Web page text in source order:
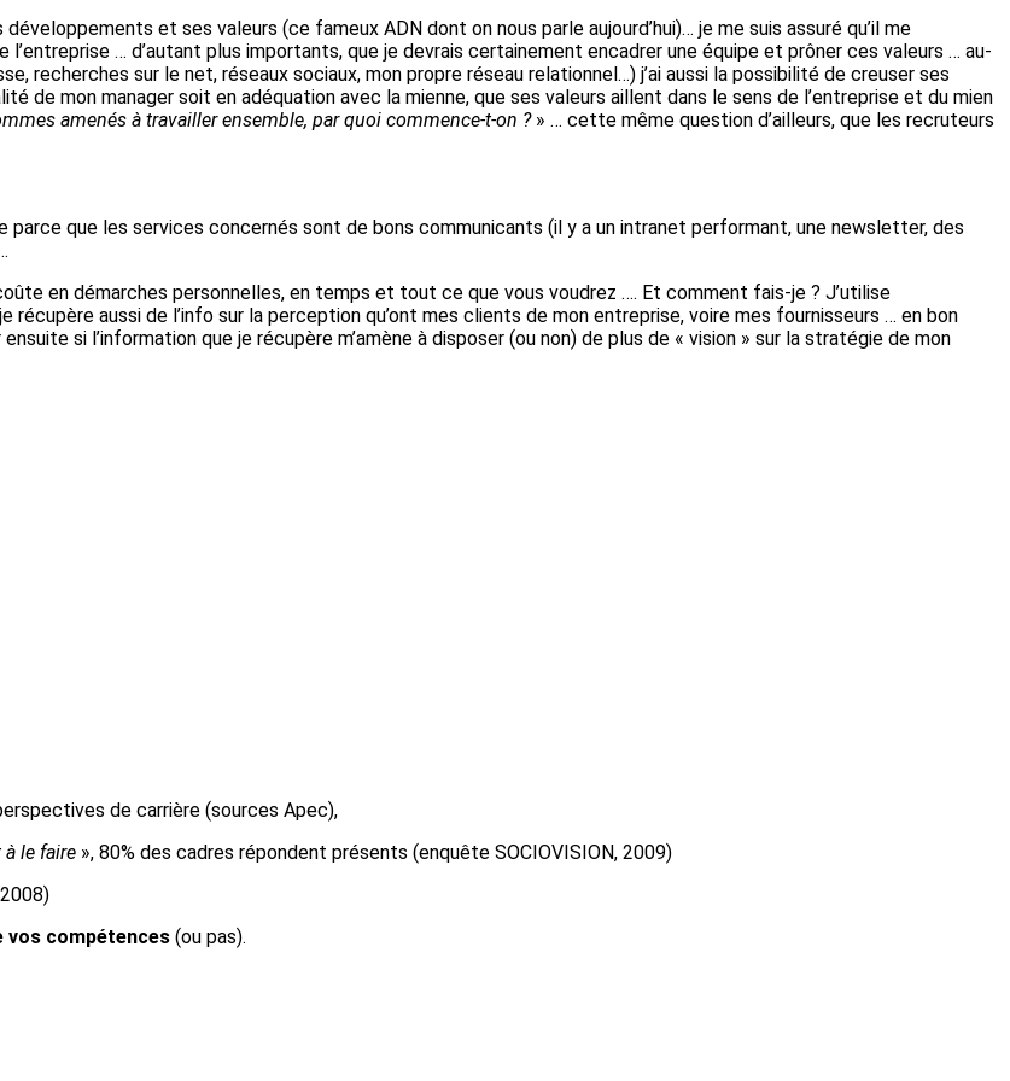
et ses valeurs (ce fameux ADN dont on nous parle aujourd’hui)… je me suis assuré qu’il me
… d’autant plus importants, que je devrais certainement encadrer une équipe et prôner ces valeurs … au-
recherches sur le net, réseaux sociaux, mon propre réseau relationnel…) j’ai aussi la possibilité de creuser ses
de mon manager soit en adéquation avec la mienne, que ses valeurs aillent dans le sens de l’entreprise et du mien
amenés à travailler ensemble, par quoi commence-t-on ?» … cette même question d’ailleurs, que les recruteurs
que les services concernés sont de bons communicants (il y a un intranet performant, une newsletter, des
en démarches personnelles, en temps et tout ce que vous voudrez …. Et comment fais-je ? J’utilise
aussi de l’info sur la perception qu’ont mes clients de mon entreprise, voire mes fournisseurs … en bon
si l’information que je récupère m’amène à disposer (ou non) de plus de « vision » sur la stratégie de mon
de carrière (sources Apec),
le faire », 80% des cadres répondent présents (enquête SOCIOVISION, 2009)
vos compétences (ou pas).